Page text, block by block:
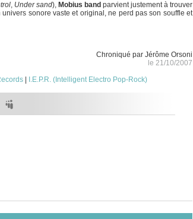
, Under sand), Mobius band parvient justement à trouver
sonore vaste et original, ne perd pas son souffle et
Chroniqué par Jérôme Orsoni
le 21/10/2007
I.E.P.R. (Intelligent Electro Pop-Rock)